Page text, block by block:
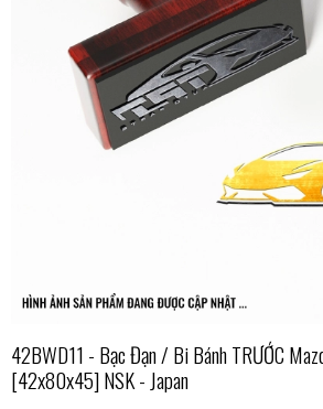
42BWD11 - Bạc Đạn / Bi Bánh TRƯỚC
[42x80x45] NSK - Japan